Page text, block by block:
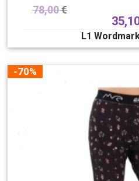
78,00€
L1
-70%